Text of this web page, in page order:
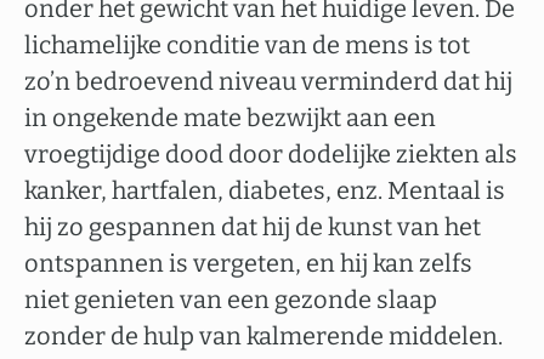
onder het gewicht van het huidige leven. De
lichamelijke conditie van de mens is tot
zo’n bedroevend niveau verminderd dat hij
in ongekende mate bezwijkt aan een
vroegtijdige dood door dodelijke ziekten als
kanker, hartfalen, diabetes, enz. Mentaal is
hij zo gespannen dat hij de kunst van het
ontspannen is vergeten, en hij kan zelfs
niet genieten van een gezonde slaap
zonder de hulp van kalmerende middelen.